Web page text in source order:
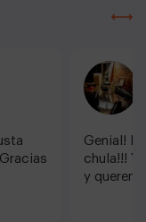
Genial!
chula!!! Y
y